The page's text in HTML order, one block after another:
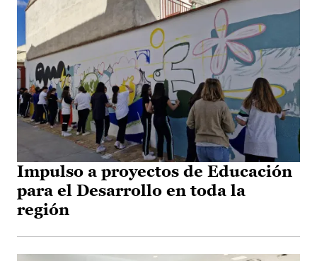
Impulso a proyectos de Educación
para el Desarrollo en toda la
región